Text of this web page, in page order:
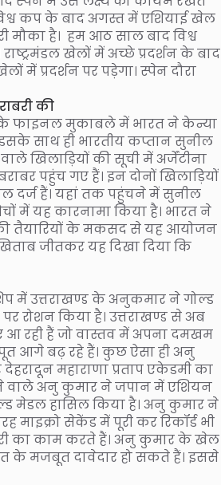
कप के बाद अगस्त में एशियाई खेल
है। हम आठ साल बाद विश्व
खेलों में अच्छे प्रदर्शन के बाद
में प्रदर्शन पर पड़ेगा। स्पेन दौरा
की
फाइनल मुकाबले में भारत ने केन्या
साथ ही भारतीय कप्तान सुनील
वाले खिलाड़ियों की सूची में अर्जेंटीना
पहुंच गए हैं। इन दोनों खिलाड़ियों
दर्ज हैं। यहां तक पहुंचने में सुनील
में यह कारनामा किया है। भारत ने
तैयारियों के मकसद से यह आयोजन
जीतकर यह दिखा दिया कि
में उत्तराखण्ड के अनुकमार ने गोल्ड
रोशन किया है। उत्तराखण्ड से अब
आ रही हैं जो वास्तव में अपना दमखम
सपूत आगे बढ़ रहे हैं। कुछ ऐसा ही अनु
महाराणा प्रताप एकेडमी का
वाले अनु कुमार ने जपान में एशियन
मेडल हासिल किया है। अनु कुमार ने
माइक्रो सेकेंड में पूरी कर रिकॉर्ड भी
का काम करते हैं। अनु कुमार के खेल
के मजबूत दावेदार हो सकते हैं। इससे